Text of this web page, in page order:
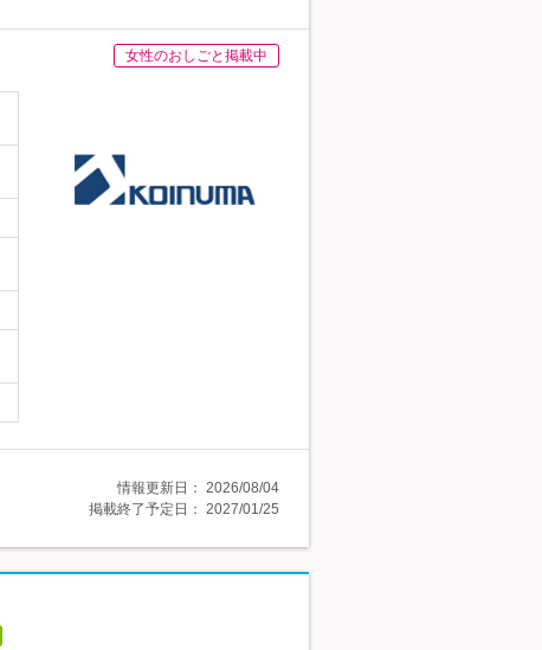
女性のおしごと掲載中
情報更新日： 2026/08/04
掲載終了予定日： 2027/01/25